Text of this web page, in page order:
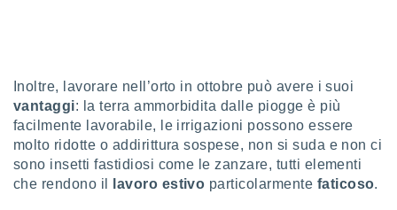
il
Inoltre, lavorare nell’orto in ottobre può avere i suoi
vantaggi: la terra ammorbidita dalle piogge è più
facilmente lavorabile, le irrigazioni possono essere
molto ridotte o addirittura sospese, non si suda e non ci
sono insetti fastidiosi come le zanzare, tutti elementi
che rendono il
lavoro estivo particolarmente faticoso.